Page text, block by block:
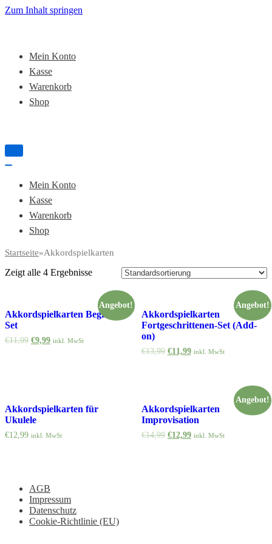
Zum Inhalt springen
Mein Konto
Kasse
Warenkorb
Shop
Navigation
Mein Konto
Kasse
Warenkorb
Shop
Startseite»Akkordspielkarten
Zeigt alle 4 Ergebnisse
Angebot!
Akkordspielkarten Beginner-
Set
€11,99 €9,99 inkl. MwSt
Angebot!
Akkordspielkarten
Fortgeschrittenen-Set (Add-
on)
€13,99 €11,99 inkl. MwSt
Akkordspielkarten für
Ukulele
€12,99 inkl. MwSt
Angebot!
Akkordspielkarten
Improvisation
€14,99 €12,99 inkl. MwSt
AGB
Impressum
Datenschutz
Cookie-Richtlinie (EU)